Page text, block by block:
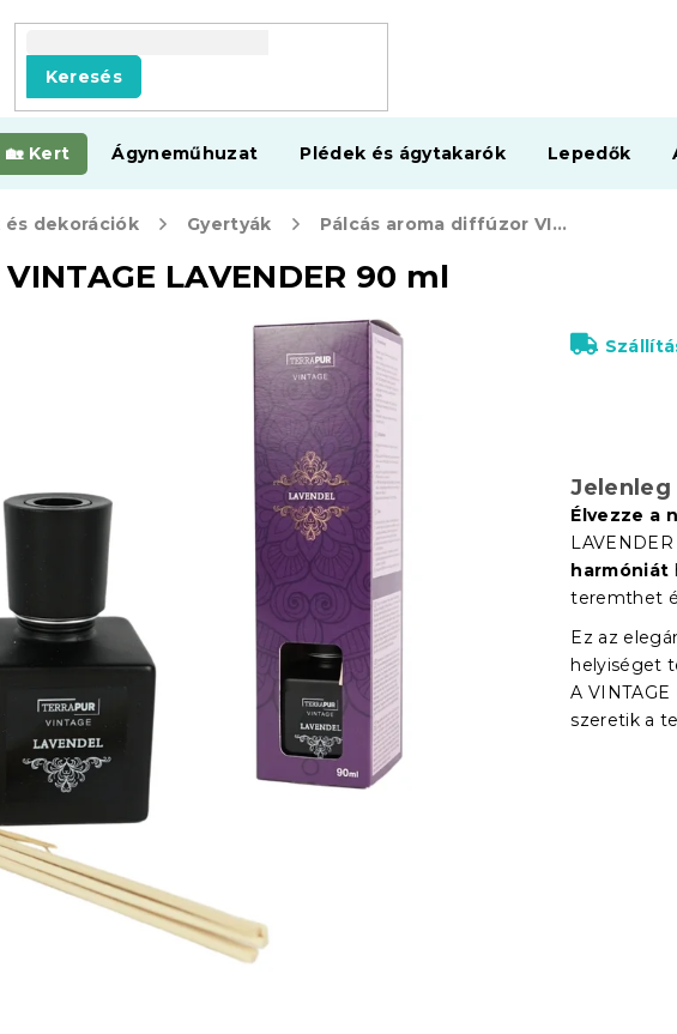
Keresés
Kert Ágyneműhuzat Plédek és ágytakarók Lepedők
dekorációk Gyertyák Pálcás aroma diffúzor VINTAGE LAVENDER 90 ml
LAVENDER 90 ml
Élvezze a
harmóniát
teremthet
Ez az
helyiséget
A
szeretik a